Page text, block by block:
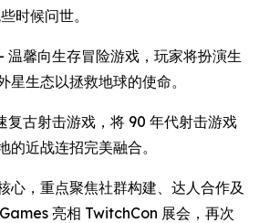
时候问世。
温馨向生存冒险游戏，玩家将扮演生
星生态以拯救地球的使命。
复古射击游戏，将 90 年代射击游戏
的近战连招完美融合。
心，重点聚焦社群构建、达人合作及
亮相 TwitchCon 展会，再次